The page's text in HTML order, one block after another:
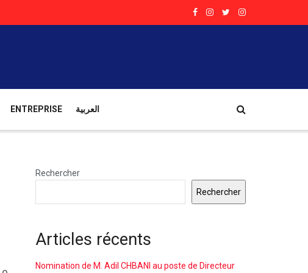
ENTREPRISE العربية
Rechercher
Rechercher
Articles récents
Nomination de M. Adil CHBANI au poste de Directeur